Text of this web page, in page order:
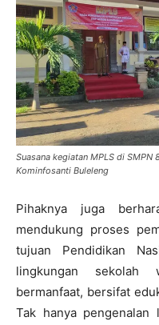
Suasana kegiatan MPLS di
Kominfosanti Buleleng
Pihaknya juga
mendukung proses
tujuan Pendidikan
lingkungan
bermanfaat, bersifat
Tak hanya pengenalan